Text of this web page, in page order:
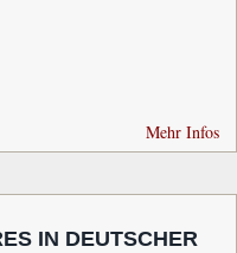
Mehr Infos
IN DEUTSCHER